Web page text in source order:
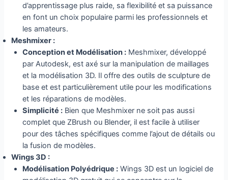
d’apprentissage plus raide, sa flexibilité et sa puissance
en font un choix populaire parmi les professionnels et
les amateurs.
Meshmixer :
Conception et Modélisation : Meshmixer, développé
par Autodesk, est axé sur la manipulation de maillages
et la modélisation 3D. Il offre des outils de sculpture de
base et est particulièrement utile pour les modifications
et les réparations de modèles.
Simplicité : Bien que Meshmixer ne soit pas aussi
complet que ZBrush ou Blender, il est facile à utiliser
pour des tâches spécifiques comme l’ajout de détails ou
la fusion de modèles.
Wings 3D :
Modélisation Polyédrique : Wings 3D est un logiciel de